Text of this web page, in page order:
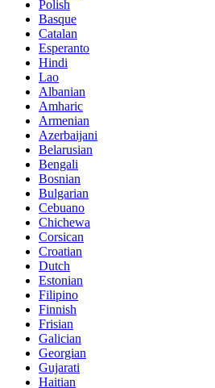
Polish
Basque
Catalan
Esperanto
Hindi
Lao
Albanian
Amharic
Armenian
Azerbaijani
Belarusian
Bengali
Bosnian
Bulgarian
Cebuano
Chichewa
Corsican
Croatian
Dutch
Estonian
Filipino
Finnish
Frisian
Galician
Georgian
Gujarati
Haitian